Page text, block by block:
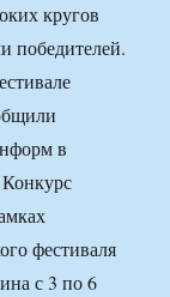
кругов
победителей.
в
фестиваля
с 3 по 6